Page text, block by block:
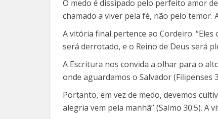
O medo é dissipado pelo perfeito amor
chamado a viver pela fé, não pelo temor.
A vitória final pertence ao Cordeiro.
será derrotado, e o Reino de Deus será
A Escritura nos convida a olhar para o
onde aguardamos o Salvador
Portanto, em vez de medo, devemos
alegria vem pela manhã” (Salmo 30:5). A